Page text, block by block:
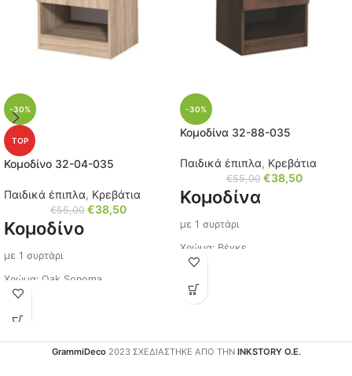
-30%
TOP
Κομοδίνο 32-04-035
Παιδικά έπιπλα, Κρεβάτια
€55,00 €38,50
Κομοδίνο
με 1 συρτάρι
Χρώμα: Oak Sonoma
Ίσως σας ενδιαφέρει με 2
-30%
Κομοδίνα 32-88-035
Παιδικά έπιπλα, Κρεβάτια
€55,00 €38,50
Κομοδίνα
με 1 συρτάρι
Χρώμα: Βέγκε
Διαστάσεις: Μ/Υ/Π 40x40x36 εκ.
Ίσως σας ενδιαφέρει με 2
GrammiDeco 2023 ΣΧΕΔΙΑΣΤΗΚΕ ΑΠΟ ΤΗΝ INKSTORY Ο.Ε.